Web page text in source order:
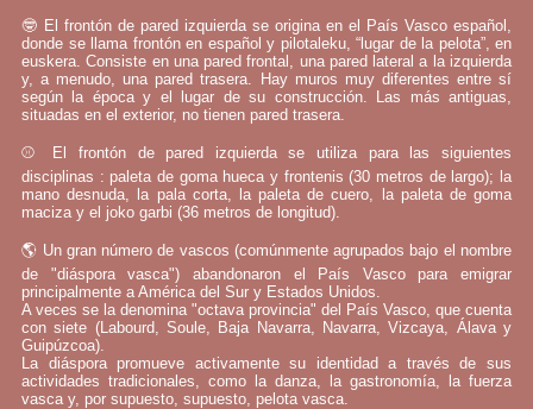
🤓 El frontón de pared izquierda se origina en el País Vasco español,
donde se llama frontón en español y pilotaleku, “lugar de la pelota”, en
euskera. Consiste en una pared frontal, una pared lateral a la izquierda
y, a menudo, una pared trasera. Hay muros muy diferentes entre sí
según la época y el lugar de su construcción. Las más antiguas,
situadas en el exterior, no tienen pared trasera.
⚾ El frontón de pared izquierda se utiliza para las siguientes
disciplinas : paleta de goma hueca y frontenis (30 metros de largo); la
mano desnuda, la pala corta, la paleta de cuero, la paleta de goma
maciza y el joko garbi (36 metros de longitud).
🌎 Un gran número de vascos (comúnmente agrupados bajo el nombre
de "diáspora vasca") abandonaron el País Vasco para emigrar
principalmente a América del Sur y Estados Unidos.
A veces se la denomina "octava provincia" del País Vasco, que cuenta
con siete (Labourd, Soule, Baja Navarra, Navarra, Vizcaya, Álava y
Guipúzcoa).
La diáspora promueve activamente su identidad a través de sus
actividades tradicionales, como la danza, la gastronomía, la fuerza
vasca y, por supuesto, supuesto, pelota vasca.